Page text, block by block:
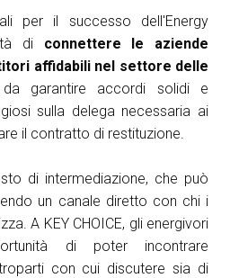
per il successo dell'Energy
di connettere le aziende
affidabili nel settore delle
garantire accordi solidi e
sulla delega necessaria ai
il contratto di restituzione.
di intermediazione, che può
un canale diretto con chi i
A KEY CHOICE, gli energivori
di poter incontrare
con cui discutere sia di